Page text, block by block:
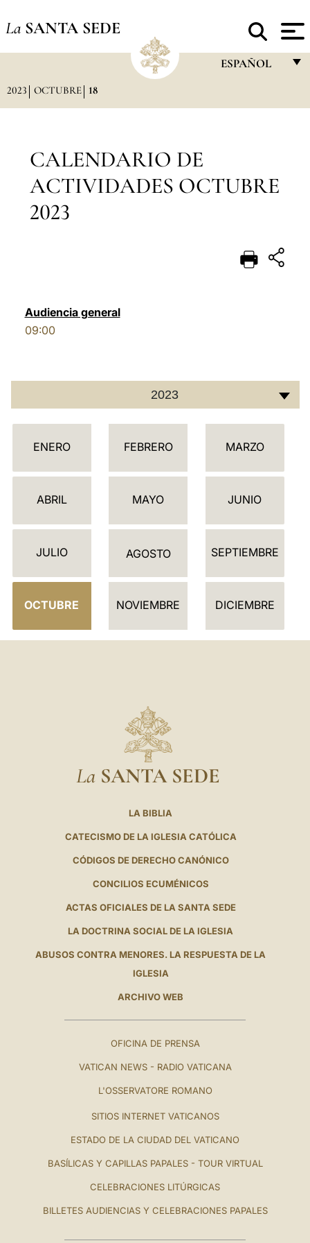
La SANTA SEDE
ESPAÑOL
POLSKI
2023 OCTUBRE 18
CALENDARIO DE
ACTIVIDADES OCTUBRE
2023
Audiencia general
09:00
2023
C
L
D
R
ENERO FEBRERO MARZO
ABRIL MAYO JUNIO
JULIO AGOSTO SEPTIEMBRE
OCTUBRE NOVIEMBRE DICIEMBRE
La SANTA SEDE
LA BIBLIA
CATECISMO DE LA IGLESIA CATÓLICA
CÓDIGOS DE DERECHO CANÓNICO
CONCILIOS ECUMÉNICOS
ACTAS OFICIALES DE LA SANTA SEDE
LA DOCTRINA SOCIAL DE LA IGLESIA
ABUSOS CONTRA MENORES. LA RESPUESTA DE LA
IGLESIA
ARCHIVO WEB
OFICINA DE PRENSA
VATICAN NEWS - RADIO VATICANA
L'OSSERVATORE ROMANO
SITIOS INTERNET VATICANOS
ESTADO DE LA CIUDAD DEL VATICANO
BASÍLICAS Y CAPILLAS PAPALES - TOUR VIRTUAL
CELEBRACIONES LITÚRGICAS
BILLETES AUDIENCIAS Y CELEBRACIONES PAPALES